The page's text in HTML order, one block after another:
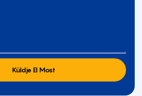
Küldje El Most